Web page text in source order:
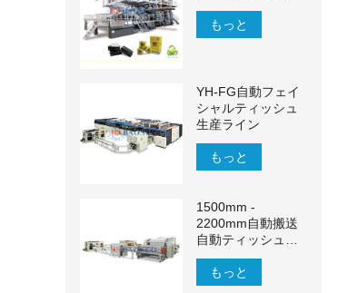
もっと
YH-FG自動フェイ
シャルティッシュ
生産ライン
もっと
1500mm -
2200mm自動搬送
自動ティッシュペ
ーパー生産ライン
もっと